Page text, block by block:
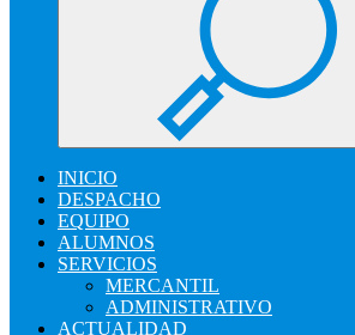
INICIO
DESPACHO
EQUIPO
ALUMNOS
SERVICIOS
MERCANTIL
ADMINISTRATIVO
ACTUALIDAD